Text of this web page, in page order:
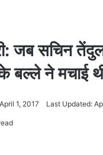
जब सचिन
बल्ले ने मचाई
April 1, 2017 Last Updated: